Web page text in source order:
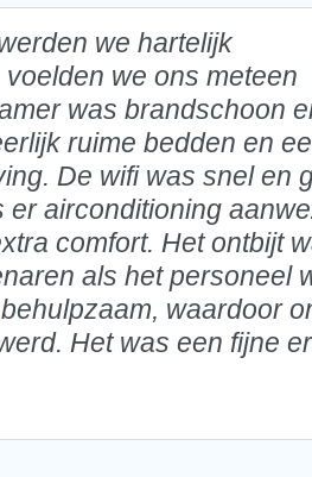
we hartelijk
we ons meteen
was brandschoon
ruime bedden en
De wifi was snel en
er airconditioning
comfort. Het ontbijt
als het personeel
waardoor
Het was een fijne